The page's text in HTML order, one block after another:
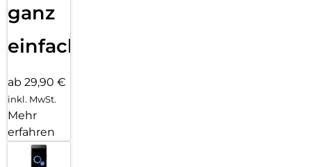
ganz
einfach
ab 29,90 €
inkl. MwSt.
Mehr
erfahren